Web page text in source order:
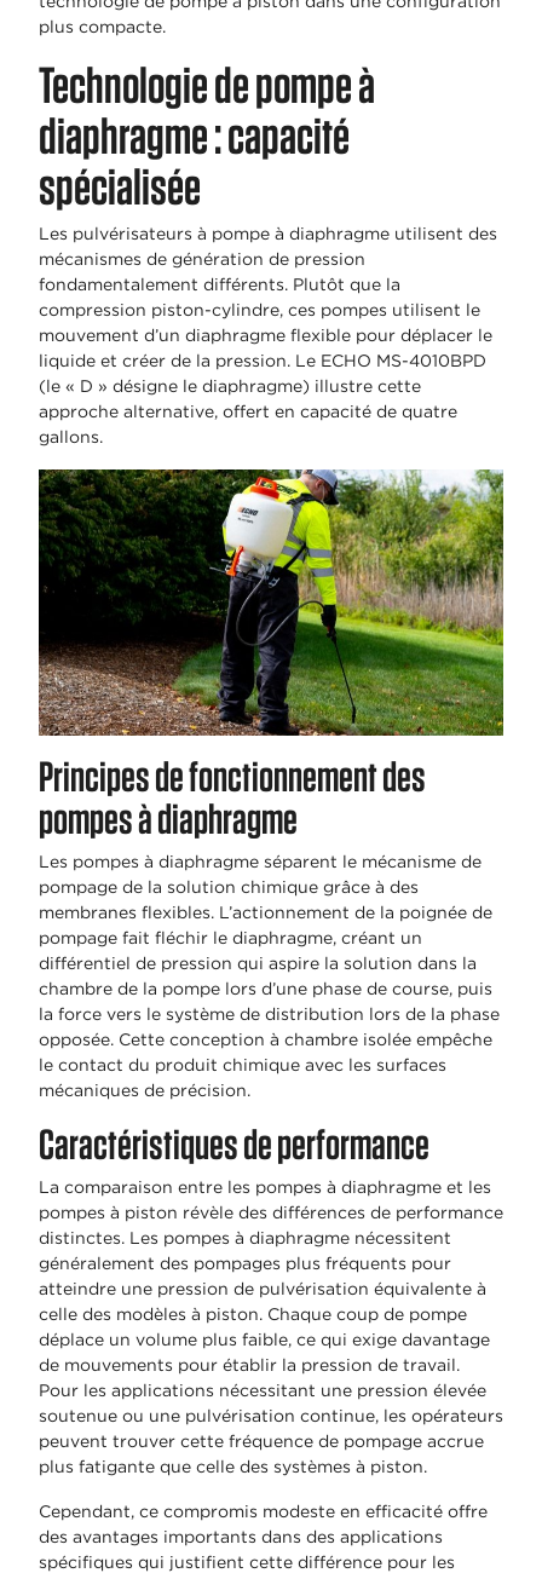
plus compacte.
Technologie de pompe à
diaphragme : capacité
spécialisée
Les pulvérisateurs à pompe à diaphragme utilisent des
mécanismes de génération de pression
fondamentalement différents. Plutôt que la
compression piston-cylindre, ces pompes utilisent le
mouvement d’un diaphragme flexible pour déplacer le
liquide et créer de la pression. Le ECHO MS-4010BPD
(le « D » désigne le diaphragme) illustre cette
approche alternative, offert en capacité de quatre
gallons.
Principes de fonctionnement des
pompes à diaphragme
Les pompes à diaphragme séparent le mécanisme de
pompage de la solution chimique grâce à des
membranes flexibles. L’actionnement de la poignée de
pompage fait fléchir le diaphragme, créant un
différentiel de pression qui aspire la solution dans la
chambre de la pompe lors d’une phase de course, puis
la force vers le système de distribution lors de la phase
opposée. Cette conception à chambre isolée empêche
le contact du produit chimique avec les surfaces
mécaniques de précision.
Caractéristiques de performance
La comparaison entre les pompes à diaphragme et les
pompes à piston révèle des différences de performance
distinctes. Les pompes à diaphragme nécessitent
généralement des pompages plus fréquents pour
atteindre une pression de pulvérisation équivalente à
celle des modèles à piston. Chaque coup de pompe
déplace un volume plus faible, ce qui exige davantage
de mouvements pour établir la pression de travail.
Pour les applications nécessitant une pression élevée
soutenue ou une pulvérisation continue, les opérateurs
peuvent trouver cette fréquence de pompage accrue
plus fatigante que celle des systèmes à piston.
Cependant, ce compromis modeste en efficacité offre
des avantages importants dans des applications
spécifiques qui justifient cette différence pour les